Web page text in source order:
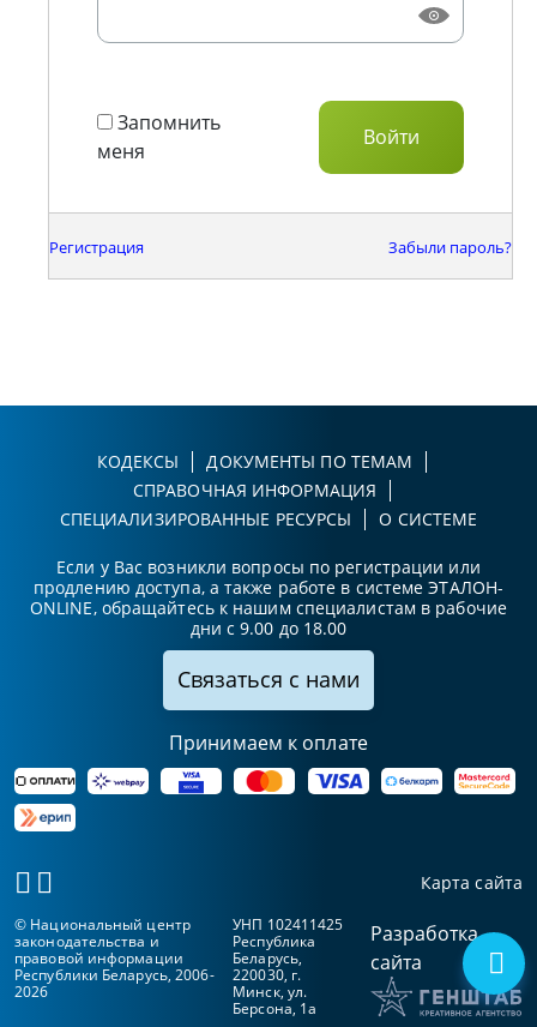
Запомнить
меня
Регистрация Забыли пароль?
КОДЕКСЫ
ДОКУМЕНТЫ ПО ТЕМАМ
СПРАВОЧНАЯ ИНФОРМАЦИЯ
СПЕЦИАЛИЗИРОВАННЫЕ РЕСУРСЫ
О СИСТЕМЕ
Если у Вас возникли вопросы по регистрации или
продлению доступа, а также работе в системе ЭТАЛОН-
ONLINE, обращайтесь к нашим специалистам в рабочие
дни с 9.00 до 18.00
Связаться с нами
Принимаем к оплате
Карта сайта
© Национальный центр
законодательства и
правовой информации
Республики Беларусь, 2006-
2026
УНП 102411425
Республика
Беларусь,
220030, г.
Минск, ул.
Берсона, 1а
Разработка
сайта